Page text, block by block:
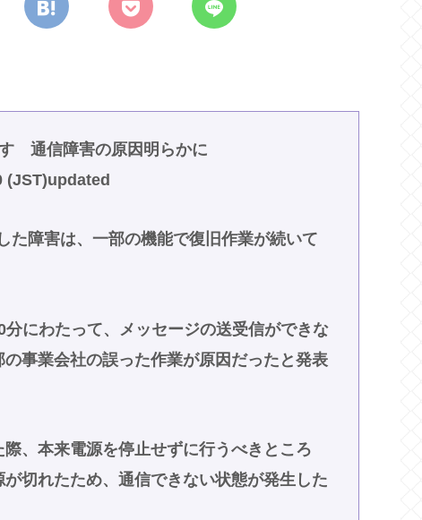
通信障害の原因明らかに
(JST)updated
た障害は、一部の機能で復旧作業が続いて
にわたって、メッセージの送受信ができな
事業会社の誤った作業が原因だったと発表
、本来電源を停止せずに行うべきところ
切れたため、通信できない状態が発生した